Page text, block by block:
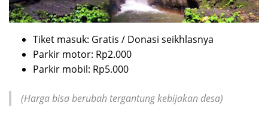
Tiket masuk: Gratis / Donasi seikhlasnya
Parkir motor: Rp2.000
Parkir mobil: Rp5.000
(Harga bisa berubah tergantung kebijakan desa)